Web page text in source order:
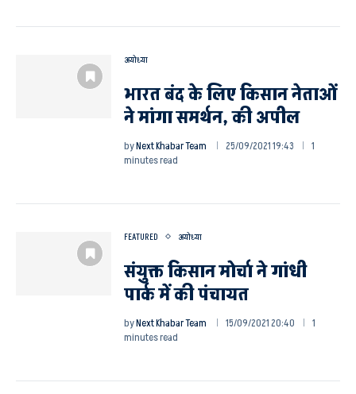
अयोध्या
भारत बंद के लिए किसान नेताओं
ने मांगा समर्थन, की अपील
byNext Khabar Team 25/09/2021 19:43
1
minutes read
FEATURED अयोध्या
संयुक्त किसान मोर्चा ने गांधी
पार्क में की पंचायत
byNext Khabar Team 15/09/2021 20:40
1
minutes read